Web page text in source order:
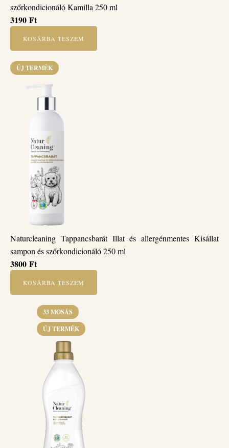
szőrkondicionáló Kamilla 250 ml
3190 Ft
KOSÁRBA TESZEM
ÚJ TERMÉK
Naturcleaning Tappancsbarát Illat és allergénmentes Kisállat
sampon és szőrkondicionáló 250 ml
3800 Ft
KOSÁRBA TESZEM
33 MOSÁS
ÚJ TERMÉK